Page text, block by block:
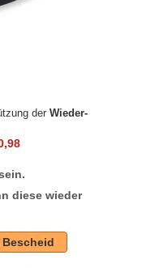
der Wieder-
diese wieder